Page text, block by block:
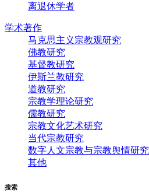
离退休学者
学术著作
马克思主义宗教观研究
佛教研究
基督教研究
伊斯兰教研究
道教研究
宗教学理论研究
儒教研究
宗教文化艺术研究
当代宗教研究
数字人文宗教与宗教舆情研究
其他
搜索